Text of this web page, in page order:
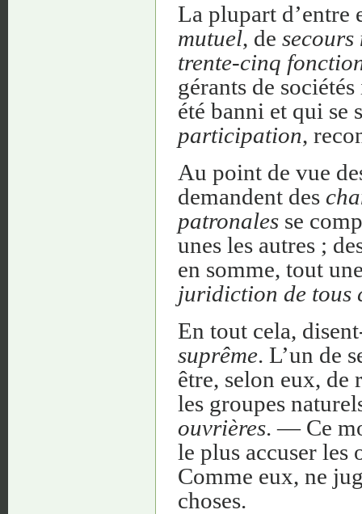
La plupart d’entre
mutuel, de secours
trente-cinq
gérants de
été banni et qui se
participation,
Au point de vue
demandent des
patronales se
unes les autres ;
en somme, tout
juridiction de tous
En tout cela,
suprême. L’un de
être, selon eux, de
les groupes
ouvrières. — Ce
le plus accuser les
Comme eux, ne
choses.